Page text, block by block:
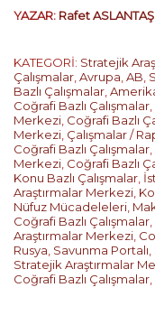
YAZAR: Rafet ASLANTAŞ
KATEGORİ: Stratejik
Çalışmalar,Avrupa,AB,
Bazlı Çalışmalar,
Coğrafi Bazlı Çalışmalar,
Merkezi, Coğrafi Bazlı
Merkezi, Çalışmalar /
Coğrafi Bazlı Çalışmalar,
Merkezi, Coğrafi Bazlı
Konu Bazlı Çalışmalar,
Araştırmalar Merkezi,
Nüfuz Mücadeleleri,
Coğrafi Bazlı Çalışmalar,
Araştırmalar Merkezi,
Rusya, Savunma Portalı,
Stratejik Araştırmalar
Coğrafi Bazlı Çalışmalar,